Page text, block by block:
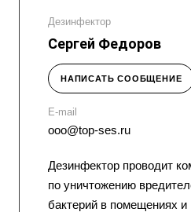
Дезинфектор
Сергей Федоров
НАПИСАТЬ СООБЩЕНИЕ
E-mail
ooo@top-ses.ru
Дезинфектор проводит
по уничтожению
бактерий в помещениях и